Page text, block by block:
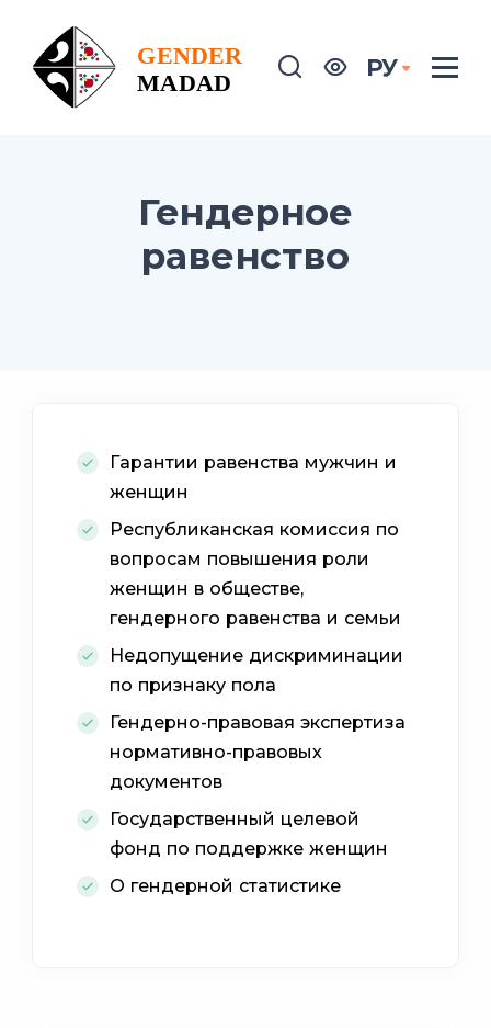
РУ
Гендерное
равенство
Гарантии равенства мужчин и
женщин
Республиканская комиссия по
вопросам повышения роли
женщин в обществе,
гендерного равенства и семьи
Недопущение дискриминации
по признаку пола
Гендерно-правовая экспертиза
нормативно-правовых
документов
Государственный целевой
фонд по поддержке женщин
О гендерной статистике